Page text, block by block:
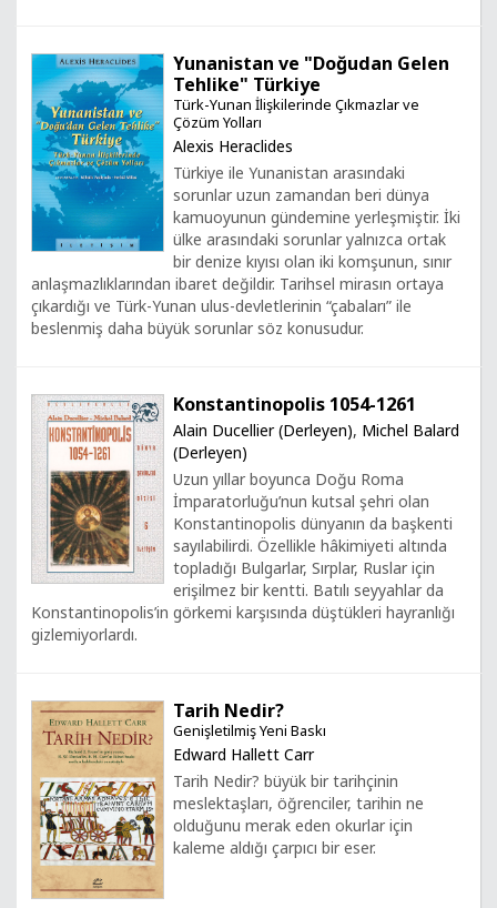
Yunanistan ve "Doğudan Gelen
Tehlike" Türkiye
Türk-Yunan İlişkilerinde Çıkmazlar ve
Çözüm Yolları
Alexis Heraclides
Türkiye ile Yunanistan arasındaki
sorunlar uzun zamandan beri dünya
kamuoyunun gündemine yerleşmiştir. İki
ülke arasındaki sorunlar yalnızca ortak
bir denize kıyısı olan iki komşunun, sınır
anlaşmazlıklarından ibaret değildir. Tarihsel mirasın ortaya
çıkardığı ve Türk-Yunan ulus-devletlerinin “çabaları” ile
beslenmiş daha büyük sorunlar söz konusudur.
Konstantinopolis 1054-1261
Alain Ducellier (Derleyen), Michel Balard
(Derleyen)
Uzun yıllar boyunca Doğu Roma
İmparatorluğu’nun kutsal şehri olan
Konstantinopolis dünyanın da başkenti
sayılabilirdi. Özellikle hâkimiyeti altında
topladığı Bulgarlar, Sırplar, Ruslar için
erişilmez bir kentti. Batılı seyyahlar da
Konstantinopolis’in görkemi karşısında düştükleri hayranlığı
gizlemiyorlardı.
Tarih Nedir?
Genişletilmiş Yeni Baskı
Edward Hallett Carr
Tarih Nedir? büyük bir tarihçinin
meslektaşları, öğrenciler, tarihin ne
olduğunu merak eden okurlar için
kaleme aldığı çarpıcı bir eser.